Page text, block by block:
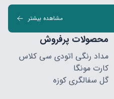
مشاهده بیشتر
محصولات پرفروش
مداد رنگی اتودی سی کلاس
کارت مونگا
گل سفالگری کوزه